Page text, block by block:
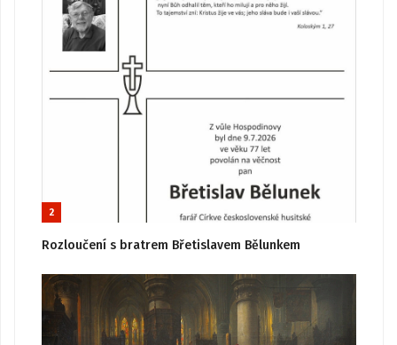
2
Rozloučení s bratrem Břetislavem Bělunkem